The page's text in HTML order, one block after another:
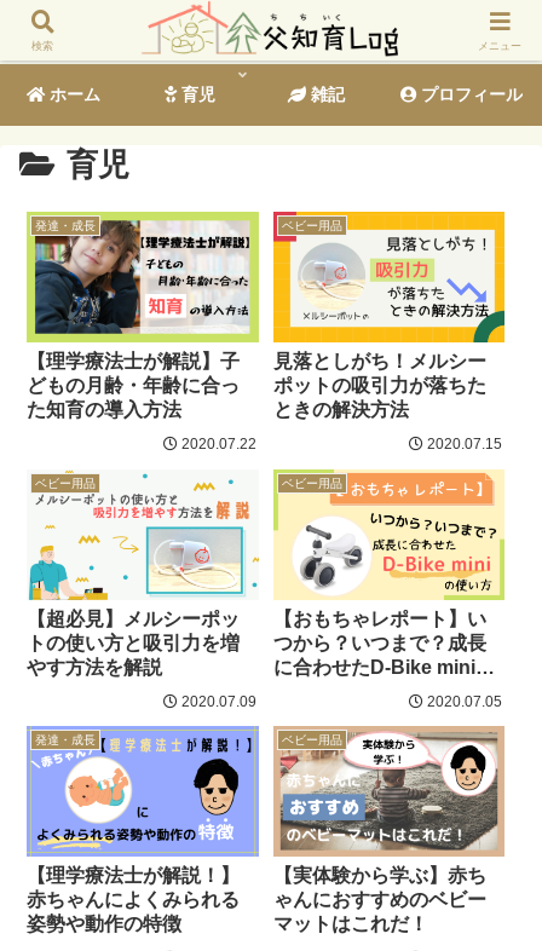
ホーム 育児 雑記 プロフィール
育児
発達・成長
【理学療法士が解説】子
どもの月齢・年齢に合っ
た知育の導入方法
2020.07.22
ベビー用品
見落としがち！メルシー
ポットの吸引力が落ちた
ときの解決方法
2020.07.15
ベビー用品
【超必見】メルシーポッ
トの使い方と吸引力を増
やす方法を解説
2020.07.09
ベビー用品
【おもちゃレポート】い
つから？いつまで？成長
に合わせたD-Bike miniの
2020.07.05
発達・成長
【理学療法士が解説！】
赤ちゃんによくみられる
姿勢や動作の特徴
ベビー用品
【実体験から学ぶ】赤ち
ゃんにおすすめのベビー
マットはこれだ！
検索 メニュー